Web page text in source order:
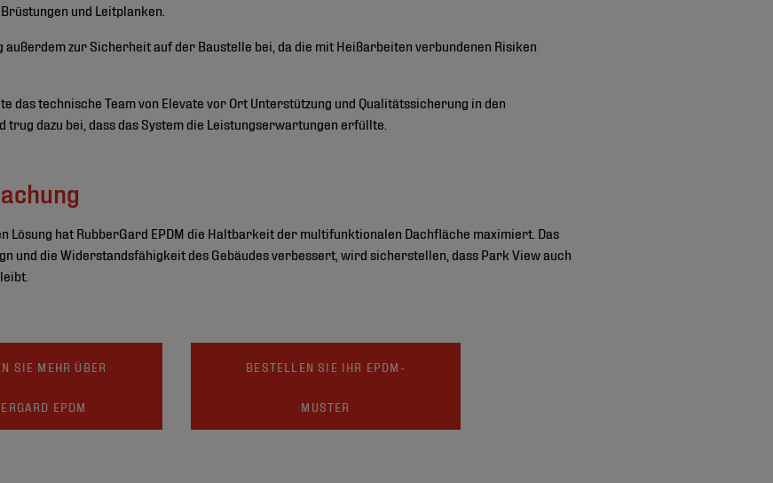
und Leitplanken.
zur Sicherheit auf der Baustelle bei, da die mit Heißarbeiten verbundenen Risiken
das technische Team von Elevate vor Ort Unterstützung und Qualitätssicherung in den
dazu bei, dass das System die Leistungserwartungen erfüllte.
Lösung hat RubberGard EPDM die Haltbarkeit der multifunktionalen Dachfläche maximiert. Das
und die Widerstandsfähigkeit des Gebäudes verbessert, wird sicherstellen, dass Park View auch
SIE MEHR ÜBER
EPDM
BESTELLEN SIE IHR EPDM-
MUSTER